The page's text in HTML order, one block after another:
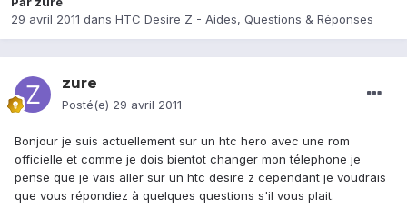
29 avril 2011 dans HTC Desire Z - Aides, Questions & Réponses
zure
Posté(e) 29 avril 2011
Bonjour je suis actuellement sur un htc hero avec une rom
officielle et comme je dois bientot changer mon télephone je
pense que je vais aller sur un htc desire z cependant je voudrais
que vous répondiez à quelques questions s'il vous plait.